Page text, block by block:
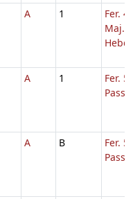
A 1
Fer. 4
Maj.
Hebd.
A 1
Fer. 5
A B
Fer. 5